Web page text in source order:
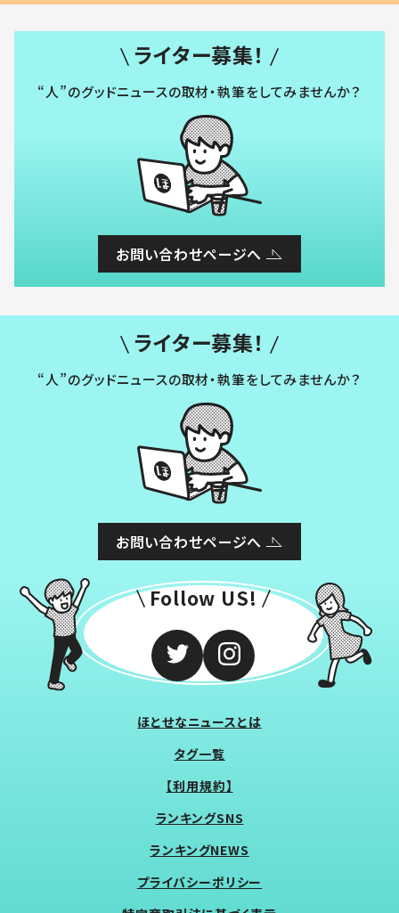
ライター募集！
“人”のグッドニュースの取材・執筆をしてみませんか？
お問い合わせページへ
ライター募集！
“人”のグッドニュースの取材・執筆をしてみませんか？
お問い合わせページへ
Follow US!
ほとせなニュースとは
タグ一覧
【利用規約】
ランキングSNS
ランキングNEWS
プライバシーポリシー